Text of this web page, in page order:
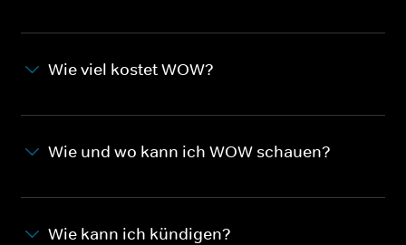
Wie viel kostet WOW?
Wie und wo kann ich WOW schauen?
Wie kann ich kündigen?